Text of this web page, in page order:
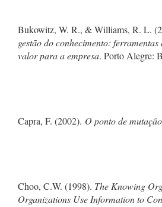
Bukowitz, W. R., & Williams, R. L.
gestão do conhecimento:
valor para a empresa. Porto Alegre:
Capra, F. (2002). O ponto de mutação
Choo, C.W. (1998). The Knowing
Organizations Use Information to